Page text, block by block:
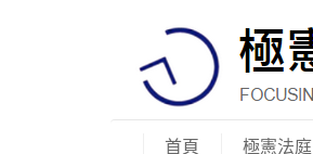
首頁 極憲法庭